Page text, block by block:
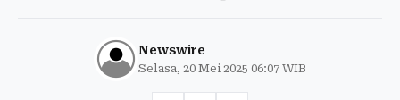
Newswire
Selasa, 20 Mei 2025 06:07 WIB